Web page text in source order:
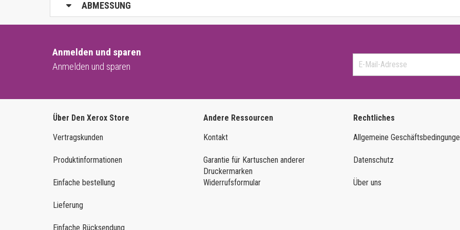
ABMESSUNG
Anmelden und sparen
Anmelden und sparen
Über Den Xerox Store
Vertragskunden
Produktinformationen
Einfache bestellung
Lieferung
Einfache Rücksendung
Andere Ressourcen
Kontakt
Garantie für Kartuschen anderer
Druckermarken
Widerrufsformular
Rechtliches
Allgemeine
Datenschutz
Über uns